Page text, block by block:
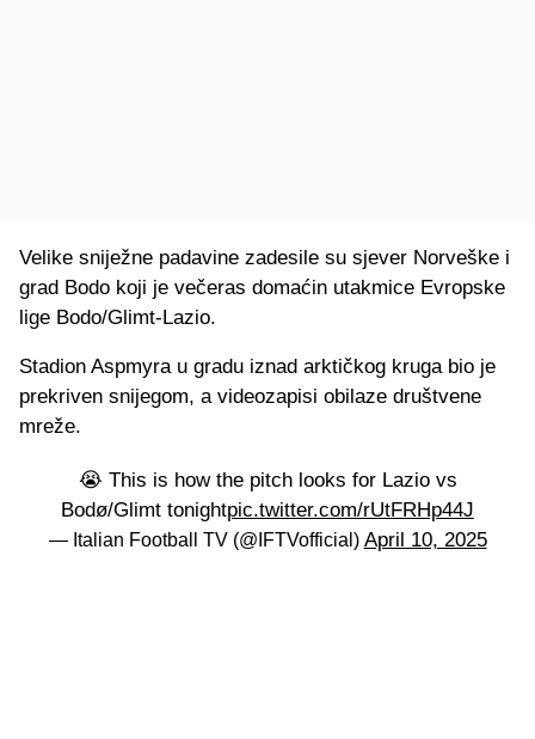
Velike sniježne padavine zadesile su sjever Norveške i
grad Bodo koji je večeras domaćin utakmice Evropske
lige Bodo/Glimt-Lazio.
Stadion Aspmyra u gradu iznad arktičkog kruga bio je
prekriven snijegom, a videozapisi obilaze društvene
mreže.
😭 This is how the pitch looks for Lazio vs
Bodø/Glimt tonightpic.twitter.com/rUtFRHp44J
— Italian Football TV (@IFTVofficial) April 10, 2025